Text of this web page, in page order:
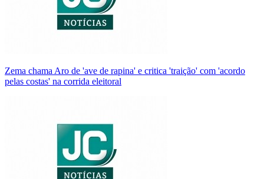
Zema chama Aro de 'ave de rapina' e critica 'traição' com 'acordo
pelas costas' na corrida eleitoral